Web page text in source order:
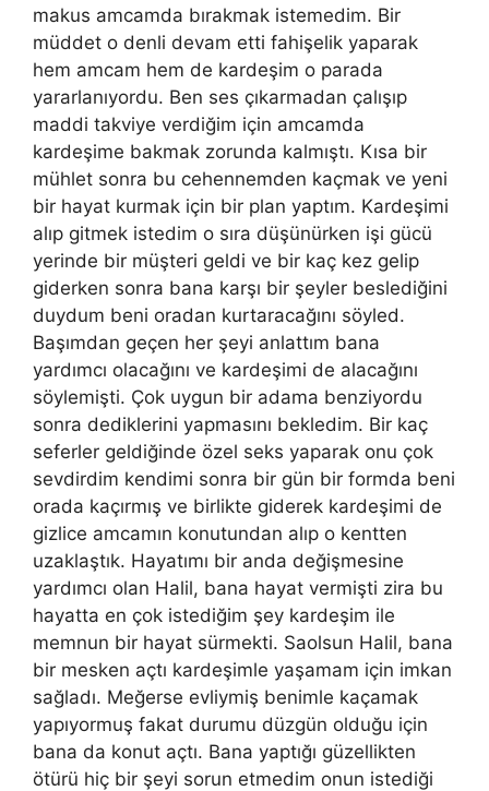
makus amcamda bırakmak istemedim. Bir
müddet o denli devam etti fahişelik yaparak
hem amcam hem de kardeşim o parada
yararlanıyordu. Ben ses çıkarmadan çalışıp
maddi takviye verdiğim için amcamda
kardeşime bakmak zorunda kalmıştı. Kısa bir
mühlet sonra bu cehennemden kaçmak ve yeni
bir hayat kurmak için bir plan yaptım. Kardeşimi
alıp gitmek istedim o sıra düşünürken işi gücü
yerinde bir müşteri geldi ve bir kaç kez gelip
giderken sonra bana karşı bir şeyler beslediğini
duydum beni oradan kurtaracağını söyled.
Başımdan geçen her şeyi anlattım bana
yardımcı olacağını ve kardeşimi de alacağını
söylemişti. Çok uygun bir adama benziyordu
sonra dediklerini yapmasını bekledim. Bir kaç
seferler geldiğinde özel seks yaparak onu çok
sevdirdim kendimi sonra bir gün bir formda beni
orada kaçırmış ve birlikte giderek kardeşimi de
gizlice amcamın konutundan alıp o kentten
uzaklaştık. Hayatımı bir anda değişmesine
yardımcı olan Halil, bana hayat vermişti zira bu
hayatta en çok istediğim şey kardeşim ile
memnun bir hayat sürmekti. Saolsun Halil, bana
bir mesken açtı kardeşimle yaşamam için imkan
sağladı. Meğerse evliymiş benimle kaçamak
yapıyormuş fakat durumu düzgün olduğu için
bana da konut açtı. Bana yaptığı güzellikten
ötürü hiç bir şeyi sorun etmedim onun istediği